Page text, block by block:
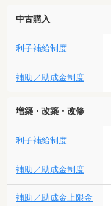
中古購入
利子補給制度
補助／助成金制度
増築・改築・改修
利子補給制度
補助／助成金制度
補助／助成金上限金